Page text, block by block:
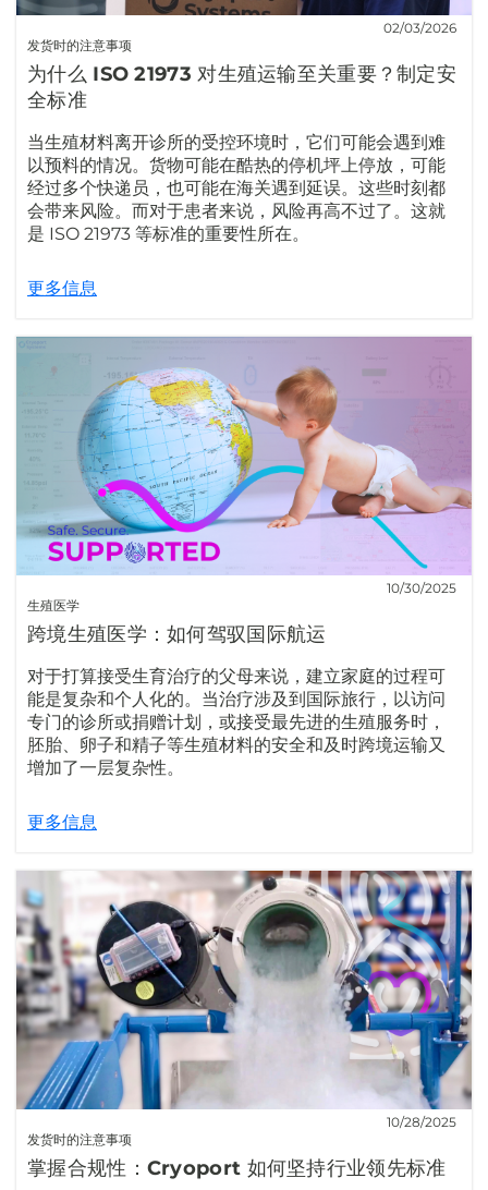
发货时的注意事项
02/03/2026
为什么 ISO 21973 对生殖运输至关重要？制定安
全标准
当生殖材料离开诊所的受控环境时，它们可能会遇到难
以预料的情况。货物可能在酷热的停机坪上停放，可能
经过多个快递员，也可能在海关遇到延误。这些时刻都
会带来风险。而对于患者来说，风险再高不过了。这就
是 ISO 21973 等标准的重要性所在。
更多信息
生殖医学
10/30/2025
跨境生殖医学：如何驾驭国际航运
对于打算接受生育治疗的父母来说，建立家庭的过程可
能是复杂和个人化的。当治疗涉及到国际旅行，以访问
专门的诊所或捐赠计划，或接受最先进的生殖服务时，
胚胎、卵子和精子等生殖材料的安全和及时跨境运输又
增加了一层复杂性。
更多信息
发货时的注意事项
10/28/2025
掌握合规性：Cryoport 如何坚持行业领先标准